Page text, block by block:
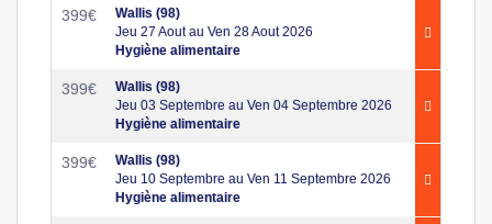
399€
Wallis (98)
Jeu 27 Aout au Ven 28 Aout 2026
Hygiène alimentaire
399€
Wallis (98)
Jeu 03 Septembre au Ven 04 Septembre 2026
Hygiène alimentaire
399€
Wallis (98)
Jeu 10 Septembre au Ven 11 Septembre 2026
Hygiène alimentaire